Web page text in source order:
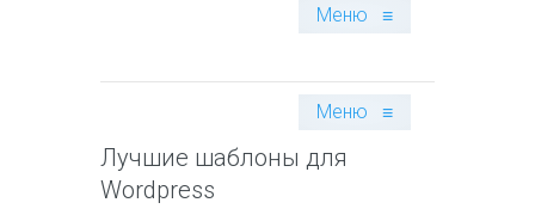
Меню ≡
Меню ≡
Лучшие шаблоны для
Wordpress